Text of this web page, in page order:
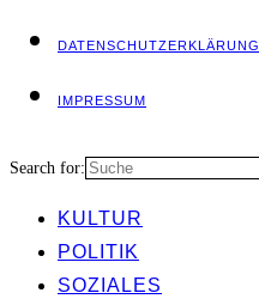
DATEN­SCHUTZ­ER­KLÄ­RUNG
IMPRES­SUM
Search for:
KUL­TUR
POLI­TIK
SOZIA­LES